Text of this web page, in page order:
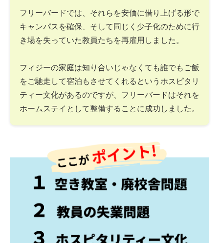
フリーバードでは、それらを安価に借り上げる形で
キャンパスを確保、そして同じく少子化のために行
き場を失っていた教員たちを再雇用しました。
フィジーの家庭は知り合いじゃなくても誰でもご飯
をご馳走して宿泊もさせてくれるというホスピタリ
ティー文化があるのですが、フリーバードはそれを
ホームステイとして整備することに成功しました。